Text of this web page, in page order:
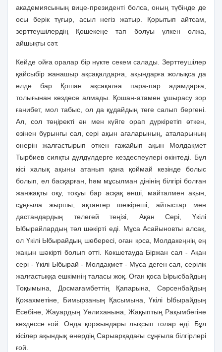
академиясының вице-президентi болса, оның түбiнде де
осы берiк тұғыр, асыл негiз жатыр. Қорытып айтсам,
зерттеушiлердiң Қошекеңе тап болуы үлкен олжа,
айшықты сәт.
Кейде ойға оралар бiр нүкте секем салады. Зерттеушiлер
қайсыбiр жанашыр ақсақалдарға, ақындарға жолықса да
елде бар Қошан ақсақалға пара-пар адамдарға,
толығынан кездесе алмады. Қошан-атамен ұшырасу зор
ғанибет, мол табыс, ол да құдайдың төге салып бергенi.
Ал, сол төңiректi ән мен күйге орап дүркiретiп өткен,
өзiнен бұрынғы сал, серi ақын ағаларының, аталарының
өнерiн жалғастырып өткен ғажайып ақын Молдақмет
Тырбиев сияқты дүлдүлдерге кездеспеулерi өкiнтедi. Бұл
кiсi халық ақыны атанып қана қоймай кезiнде болыс
болып, ел басқарған, һәм мұсылман дiнiнiң бiлгiрi болған
жанжақты оқу, тоқуы бар асқақ әншi, майталмен ақын,
сұңғыла жыршы, ақтангер шежiрешi, айтыстар мен
дастандардың телегей теңiзi, Ақан Серi, Үкiлi
Ыбырайлардың төл шәкiртi едi. Мұса Асайыновты алсақ,
ол Үкiлi Ыбырайдың шөбересi, оған қоса, Молдакеңнiң ең
жақын шәкiртi болып өттi. Көкшетауда Бiржан сал - Ақан
серi - Үкiлi Ыбырай - Молдақмет - Мұса деген сал, серiлiк
жалғастыққа ешкiмнiң таласы жоқ. Оған қоса Ырысбайдың
Тоқымына, Досмағамбеттiң Қапарына, Сәрсенбайдың
Қожахметiне, Бимырзаның Қасымына, Үкiлi Ыбырайдың
Есебiне, Жауардың Уәлиханына, Жақыптың Рақымбегiне
кездессе ғой. Онда қоржындары лықсып толар едi. Бұл
кiсiлер ақындық өнердiң Сарыарқадағы сұңғыла бiлгiрлерi
ғой.